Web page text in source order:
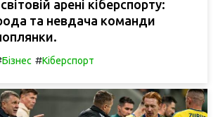
арені кіберспорту:
та невдача команди
Бізнес #Кіберспорт